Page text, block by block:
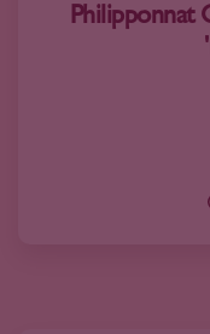
Philipponnat